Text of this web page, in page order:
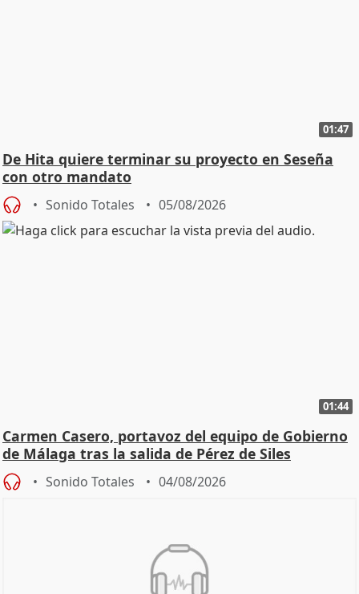
01:47
De Hita quiere terminar su proyecto en Seseña
con otro mandato
Sonido Totales 05/08/2026
01:44
Carmen Casero, portavoz del equipo de Gobierno
de Málaga tras la salida de Pérez de Siles
Sonido Totales 04/08/2026